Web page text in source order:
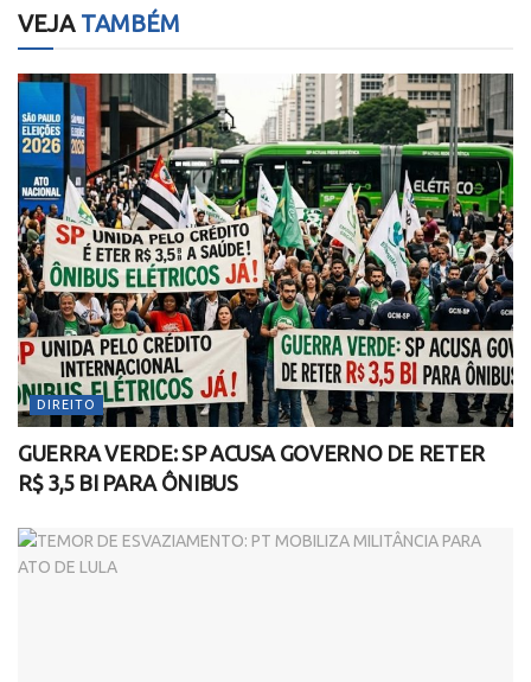
VEJATAMBÉM
DIREITO
GUERRA VERDE: SP ACUSA GOVERNO DE RETER
R$ 3,5 BI PARA ÔNIBUS